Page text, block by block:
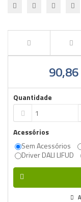
Quantidade
Acessórios
Sem Acessórios
Driver DALI LIFUD